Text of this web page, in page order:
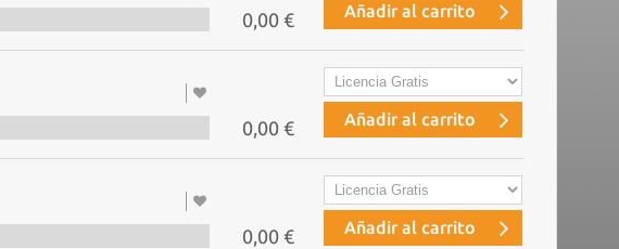
0,00 € Añadir al carrito
0,00 € Añadir al carrito
0,00 € Añadir al carrito